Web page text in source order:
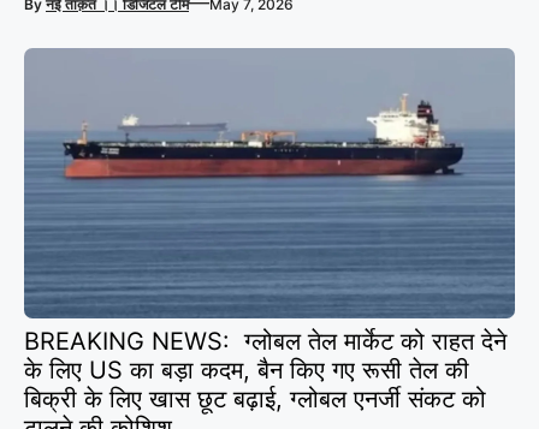
Byनई ताक़त ।। डिजिटल टीम May 7, 2026
BREAKING NEWS: ग्लोबल तेल मार्केट को राहत देने
के लिए US का बड़ा कदम, बैन किए गए रूसी तेल की
बिक्री के लिए खास छूट बढ़ाई, ग्लोबल एनर्जी संकट को